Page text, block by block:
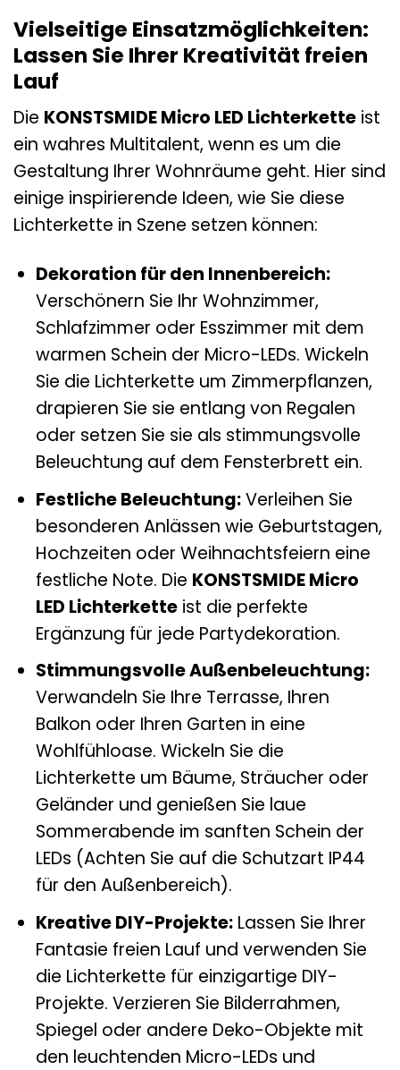
Vielseitige Einsatzmöglichkeiten:
Lassen Sie Ihrer Kreativität freien
Lauf
Die KONSTSMIDE Micro LED Lichterkette ist
ein wahres Multitalent, wenn es um die
Gestaltung Ihrer Wohnräume geht. Hier sind
einige inspirierende Ideen, wie Sie diese
Lichterkette in Szene setzen können:
Dekoration für den Innenbereich:
Verschönern Sie Ihr Wohnzimmer,
Schlafzimmer oder Esszimmer mit dem
warmen Schein der Micro-LEDs. Wickeln
Sie die Lichterkette um Zimmerpflanzen,
drapieren Sie sie entlang von Regalen
oder setzen Sie sie als stimmungsvolle
Beleuchtung auf dem Fensterbrett ein.
Festliche Beleuchtung:Verleihen Sie
besonderen Anlässen wie Geburtstagen,
Hochzeiten oder Weihnachtsfeiern eine
festliche Note. Die KONSTSMIDE Micro
LED Lichterketteist die perfekte
Ergänzung für jede Partydekoration.
Stimmungsvolle Außenbeleuchtung:
Verwandeln Sie Ihre Terrasse, Ihren
Balkon oder Ihren Garten in eine
Wohlfühloase. Wickeln Sie die
Lichterkette um Bäume, Sträucher oder
Geländer und genießen Sie laue
Sommerabende im sanften Schein der
LEDs (Achten Sie auf die Schutzart IP44
für den Außenbereich).
Kreative DIY-Projekte:Lassen Sie Ihrer
Fantasie freien Lauf und verwenden Sie
die Lichterkette für einzigartige DIY-
Projekte. Verzieren Sie Bilderrahmen,
Spiegel oder andere Deko-Objekte mit
den leuchtenden Micro-LEDs und